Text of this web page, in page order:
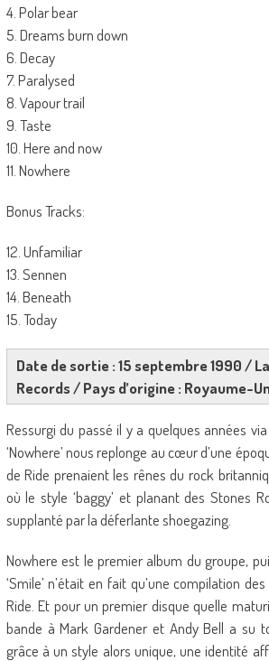
4. Polar bear
5. Dreams burn down
6. Decay
7. Paralysed
8. Vapour trail
9. Taste
10. Here and now
11. Nowhere
Bonus Tracks:
12. Unfamiliar
13. Sennen
14. Beneath
15. Today
Date de sortie : 15 septembre 1990 /
Records / Pays d’origine : Royaume-
Ressurgi du passé il y a quelques années
‘Nowhere’ nous replonge au cœur d’une
de Ride prenaient les rênes du rock
où le style ‘baggy’ et planant des Stones
supplanté par la déferlante shoegazing.
Nowhere est le premier album du groupe,
‘Smile’ n’était en fait qu’une compilation
Ride. Et pour un premier disque quelle
bande à Mark Gardener et Andy Bell a su
grâce à un style alors unique, une identité